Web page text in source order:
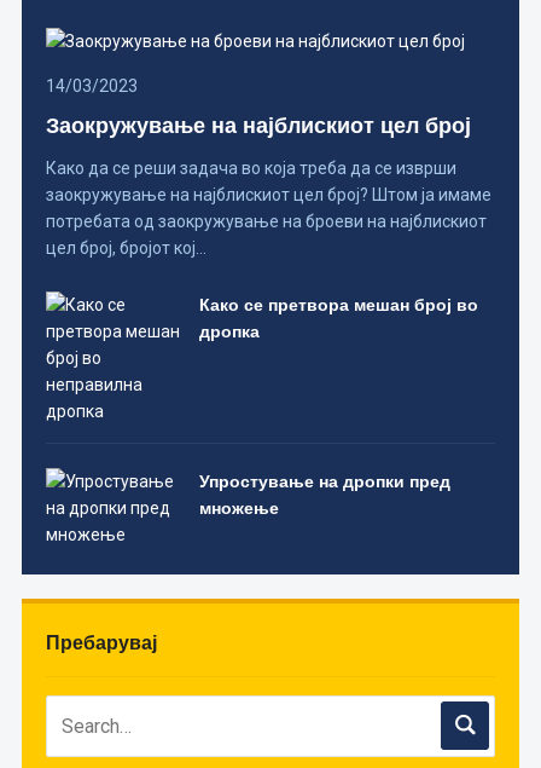
14/03/2023
Заокружување на најблискиот цел број
Како да се реши задача во која треба да се изврши
заокружување на најблискиот цел број? Штом ја имаме
потребата од заокружување на броеви на најблискиот
цел број, бројот кој…
Како се претвора мешан број во
дропка
Упростување на дропки пред
множење
Пребарувај